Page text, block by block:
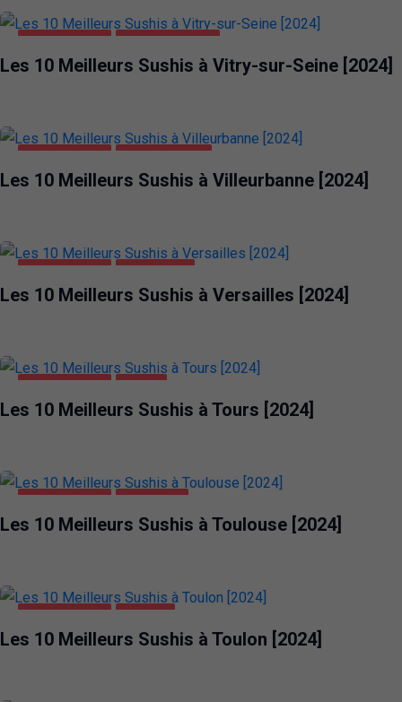
ALIMENTATION VITRY-SUR-SEINE
Les 10 Meilleurs Sushis à Vitry-sur-Seine [2024]
ALIMENTATION VILLEURBANNE
Les 10 Meilleurs Sushis à Villeurbanne [2024]
ALIMENTATION VERSAILLES
Les 10 Meilleurs Sushis à Versailles [2024]
ALIMENTATION TOURS
Les 10 Meilleurs Sushis à Tours [2024]
ALIMENTATION TOULOUSE
Les 10 Meilleurs Sushis à Toulouse [2024]
ALIMENTATION TOULON
Les 10 Meilleurs Sushis à Toulon [2024]